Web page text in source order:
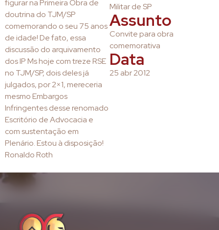
figurar na Primeira Obra de
doutrina do TJM/SP
comemorando o seu 75 anos
de idade! De fato, essa
discussão do arquivamento
dos IP Ms hoje com treze RSE
no TJM/SP, dois deles já
julgados, por 2×1, mereceria
mesmo Embargos
Infringentes desse renomado
Escritório de Advocacia e
com sustentação em
Plenário. Estou à disposição!
Ronaldo Roth
Militar de SP
Assunto
Convite para obra
comemorativa
Data
25 abr 2012